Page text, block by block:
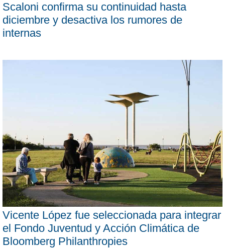
Scaloni confirma su continuidad hasta
diciembre y desactiva los rumores de
internas
Vicente López fue seleccionada para integrar
el Fondo Juventud y Acción Climática de
Bloomberg Philanthropies